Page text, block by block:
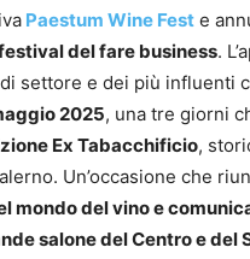
Paestum Wine Fest e
del fare business.
settore e dei più influenti
2025, una tre giorni
Ex Tabacchificio,
Un’occasione che
mondo del vino e
salone del Centro e del